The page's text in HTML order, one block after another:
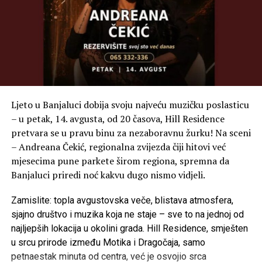
Ljeto u Banjaluci dobija svoju najveću muzičku poslasticu
– u petak, 14. avgusta, od 20 časova, Hill Residence
pretvara se u pravu binu za nezaboravnu žurku! Na sceni
– Andreana Čekić, regionalna zvijezda čiji hitovi već
mjesecima pune parkete širom regiona, spremna da
Banjaluci priredi noć kakvu dugo nismo vidjeli.
Zamislite: topla avgustovska veče, blistava atmosfera,
sjajno društvo i muzika koja ne staje – sve to na jednoj od
najljepših lokacija u okolini grada. Hill Residence, smješten
u srcu prirode između Motika i Dragočaja, samo
petnaestak minuta od centra, već je osvojio srca